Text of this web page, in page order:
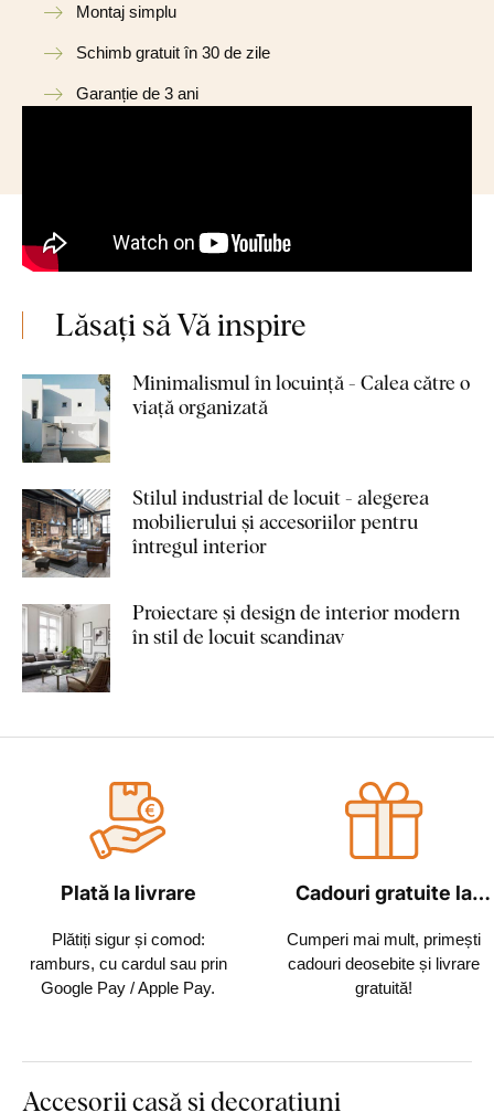
Montaj simplu
Schimb gratuit în 30 de zile
Garanție de 3 ani
Lăsați să Vă inspire
Minimalismul în locuință - Calea către o
viață organizată
Stilul industrial de locuit - alegerea
mobilierului și accesoriilor pentru
întregul interior
Proiectare și design de interior modern
în stil de locuit scandinav
Plată la livrare
Plătiți sigur și comod:
ramburs, cu cardul sau prin
Google Pay / Apple Pay.
Cadouri gratuite la
Cumperi mai mult, primești
cadouri deosebite și livrare
gratuită!
Accesorii casă si decorațiuni